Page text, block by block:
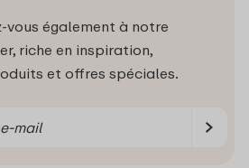
vous également à notre
riche en inspiration,
et offres spéciales.